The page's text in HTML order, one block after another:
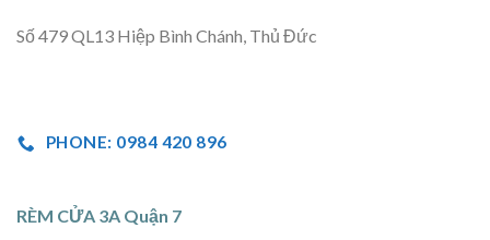
Số 479 QL13 Hiệp Bình Chánh, Thủ Đức
PHONE: 0984 420 896
RÈM CỬA 3A Quận 7